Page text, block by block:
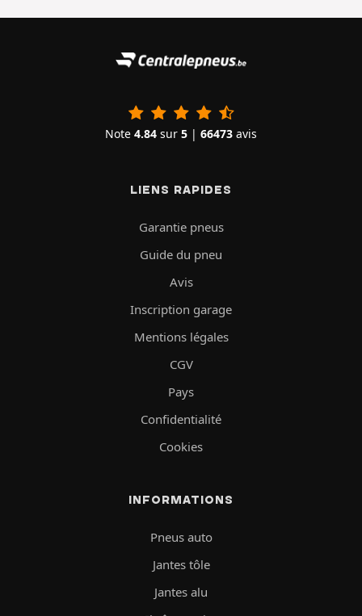
Note 4.84 sur 5 | 66473 avis
LIENS RAPIDES
Garantie pneus
Guide du pneu
Avis
Inscription garage
Mentions légales
CGV
Pays
Confidentialité
Cookies
INFORMATIONS
Pneus auto
Jantes tôle
Jantes alu